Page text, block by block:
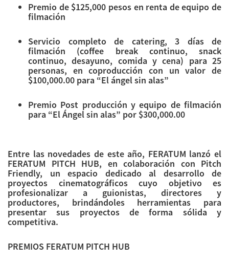
Premio de $125,000 pesos en renta de equipo de
filmación
Servicio completo de catering, 3 días de
filmación (coffee break continuo, snack
continuo, desayuno, comida y cena) para 25
personas, en coproducción con un valor de
$100,000.00 para “El ángel sin alas”
Premio Post producción y equipo de filmación
para “El Ángel sin alas” por $300,000.00
Entre las novedades de este año, FERATUM lanzó el
FERATUM PITCH HUB, en colaboración con Pitch
Friendly, un espacio dedicado al desarrollo de
proyectos cinematográficos cuyo objetivo es
profesionalizar a guionistas, directores y
productores, brindándoles herramientas para
presentar sus proyectos de forma sólida y
competitiva.
PREMIOS FERATUM PITCH HUB